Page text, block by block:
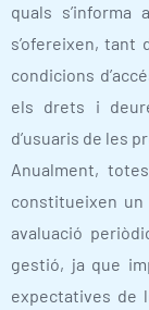
quals
s’ofereixen, tant
condicions
els drets i
d’usuaris de les
Anualment,
constitueixen
avaluació
gestió, ja que
expectatives de